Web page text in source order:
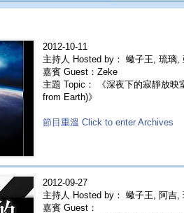
2012-10-11
主持人 Hosted by： 蠍子王, 琉璃,
嘉賓 Guest：Zeke
主題 Topic： 《深夜下的寂靜放映
from Earth)》
節目重溫 Click to enter Archives
2012-09-27
主持人 Hosted by： 蠍子王, 阿吉,
嘉賓 Guest：